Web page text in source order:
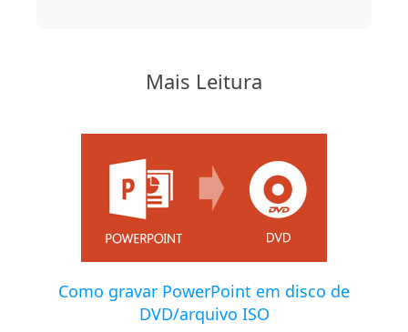
Mais Leitura
Como gravar PowerPoint em disco de
DVD/arquivo ISO